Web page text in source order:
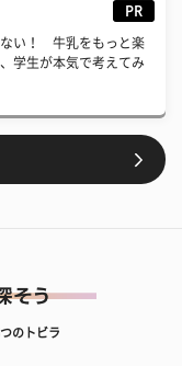
PR
い！ 牛乳をもっと楽
学生が本気で考えてみ
のトビラ